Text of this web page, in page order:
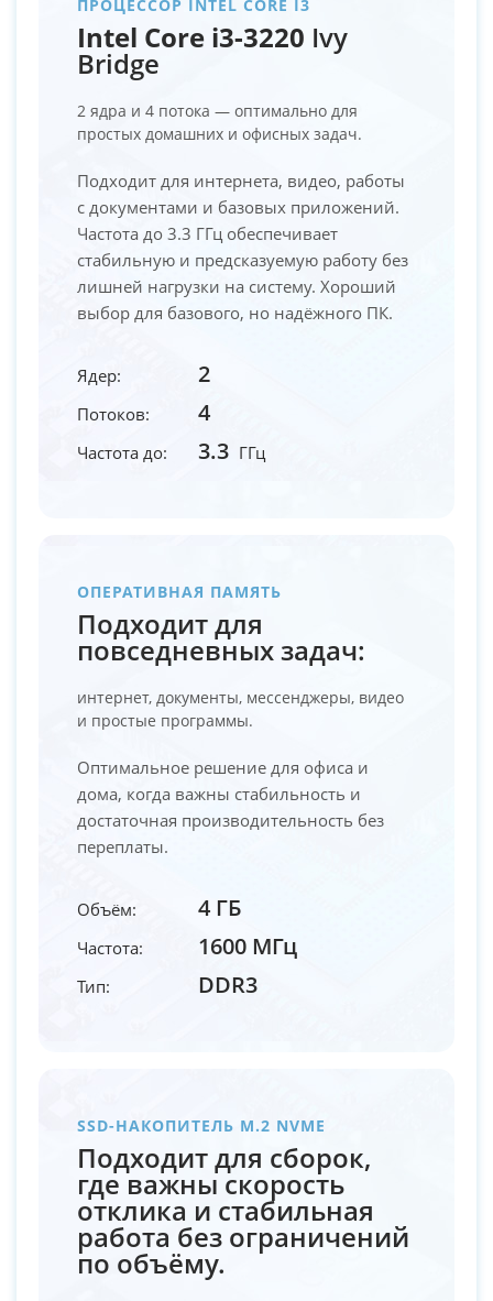
ПРОЦЕССОР INTEL CORE I3
Intel Core i3-3220 Ivy
Bridge
2 ядра и 4 потока — оптимально для
простых домашних и офисных задач.
Подходит для интернета, видео, работы
с документами и базовых приложений.
Частота до 3.3 ГГц обеспечивает
стабильную и предсказуемую работу без
лишней нагрузки на систему. Хороший
выбор для базового, но надёжного ПК.
Ядер: 2
Потоков: 4
Частота до: 3.3 ГГц
ОПЕРАТИВНАЯ ПАМЯТЬ
Подходит для
повседневных задач:
интернет, документы, мессенджеры, видео
и простые программы.
Оптимальное решение для офиса и
дома, когда важны стабильность и
достаточная производительность без
переплаты.
Объём: 4 ГБ
Частота: 1600 МГц
Тип: DDR3
SSD-НАКОПИТЕЛЬ M.2 NVME
Подходит для сборок,
где важны скорость
отклика и стабильная
работа без ограничений
по объёму.